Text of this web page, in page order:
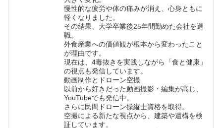
慢性的な疲労や体の痛みが消え、心身ともに
軽くなりました。
その結果、大学卒業後25年間勤めた会社を退
職。
外食産業への価値観が根本から変わったこと
が理由です。
現在は、4毒抜きを実践しながら「食と健康」
の視点も発信しています。
動画制作とドローン空撮
以前から好きだった動画撮影・編集が高じ、
YouTubeでも発信中。
さらに民間ドローン操縦士資格を取得。
空撮による新たな視点から、建築や遺構を検
証しています。